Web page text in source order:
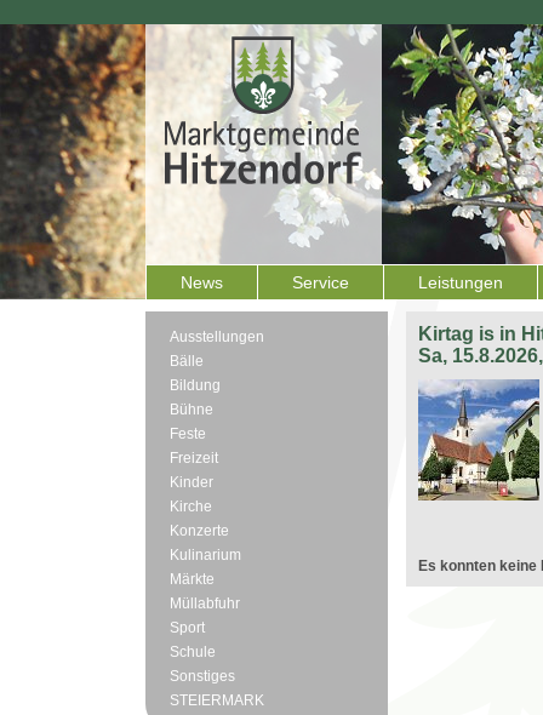
News Service Leistungen
Ausstellungen
Bälle
Bildung
Bühne
Feste
Freizeit
Kinder
Kirche
Konzerte
Kulinarium
Märkte
Müllabfuhr
Sport
Schule
Sonstiges
STEIERMARK
Kirtag is in
Sa,
Es konnten keine